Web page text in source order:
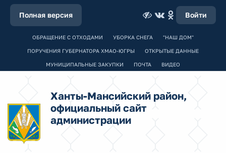
Полная версия Войти
ОБРАЩЕНИЕ С ОТХОДАМИ УБОРКА СНЕГА "НАШ ДОМ"
ПОРУЧЕНИЯ ГУБЕРНАТОРА ХМАО-ЮГРЫ ОТКРЫТЫЕ ДАННЫЕ
МУНИЦИПАЛЬНЫЕ ЗАКУПКИ ПОЧТА ВИДЕО
Ханты-Мансийский район,
официальный сайт
администрации